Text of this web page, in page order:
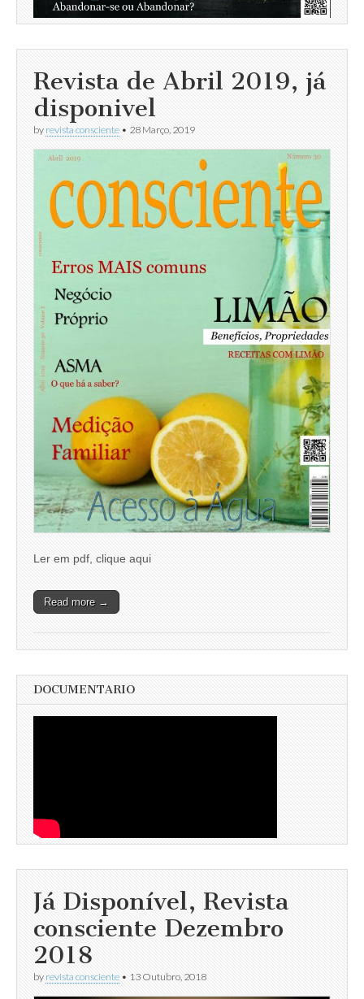
Revista de Abril 2019, já
disponivel
by revista consciente • 28 Março, 2019
Ler em pdf, clique aqui
Read more →
DOCUMENTARIO
Já Disponível, Revista
consciente Dezembro
2018
by revista consciente • 13 Outubro, 2018